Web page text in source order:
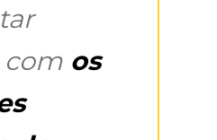
com os